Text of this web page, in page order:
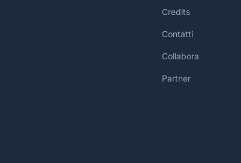
Credits
Contatti
Collabora
Partner